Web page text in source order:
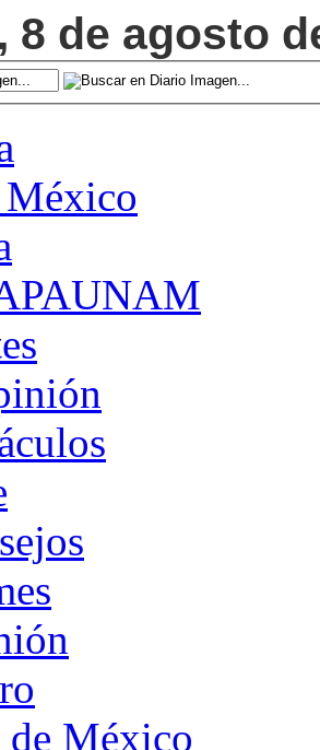
8 de agosto
de México